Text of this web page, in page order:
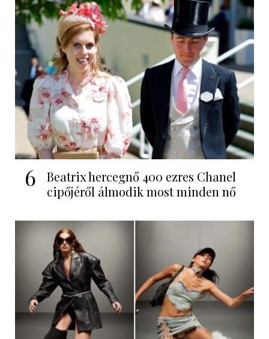
6
Beatrix hercegnő 400 ezres Chanel
cipőjéről álmodik most minden nő